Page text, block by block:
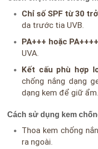
Chỉ số SPF từ 30
da trước tia UVB.
PA+++ hoặc PA++++
UVA.
Kết cấu phù hợp
chống nắng dạng
dạng kem để giữ ẩm.
Cách sử dụng kem
Thoa kem chống
ra ngoài.